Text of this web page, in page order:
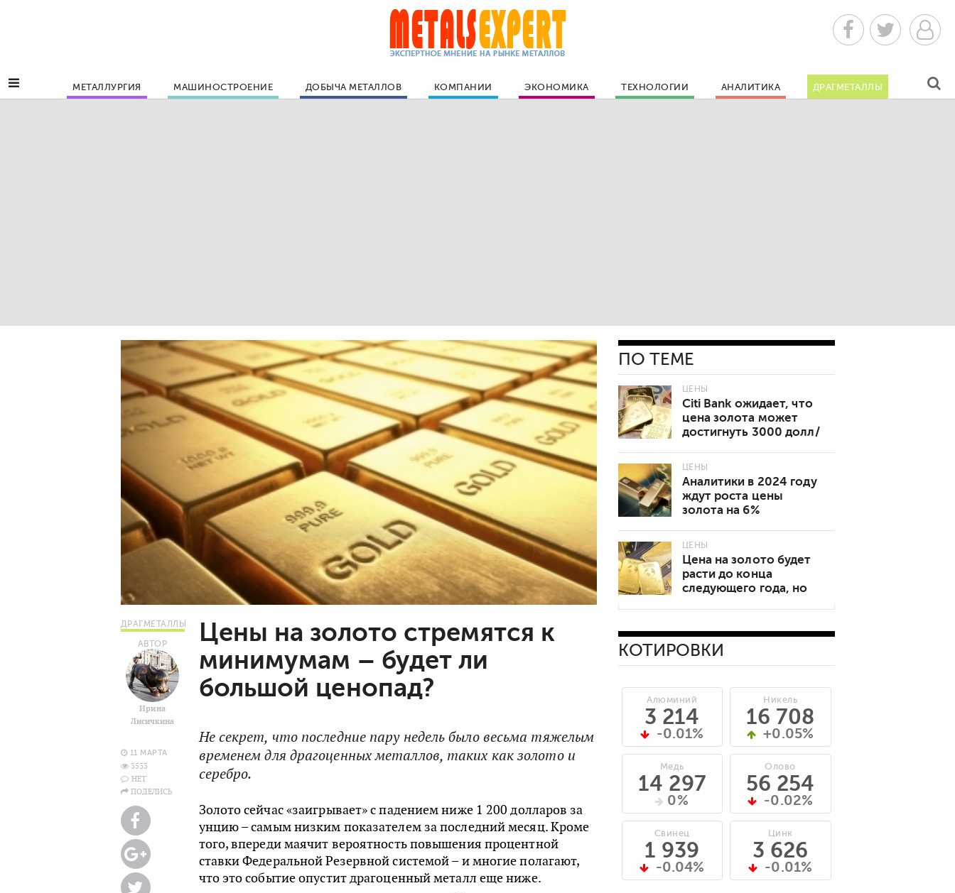
МЕТАЛЛУРГИЯ МАШИНОСТРОЕНИЕ ДОБЫЧА МЕТАЛЛОВ КОМПАНИИ ЭКОНОМИКА ТЕХНОЛОГИИ АНАЛИТИКА ДРАГМЕТАЛЛЫ
ДРАГМЕТАЛЛЫ
АВТОР
Ирина
Лисичкина
11 МАРТА
3533
НЕТ
ПОДЕЛИСЬ
Цены на золото стремятся к
минимумам – будет ли
большой ценопад?
Не секрет, что последние пару недель было весьма тяжелым
временем для драгоценных металлов, таких как золото и
серебро.
Золото сейчас «заигрывает» с падением ниже 1 200 долларов за
унцию – самым низким показателем за последний месяц. Кроме
того, впереди маячит вероятность повышения процентной
ставки Федеральной Резервной системой – и многие полагают,
что это событие опустит драгоценный металл еще ниже.
ПО ТЕМЕ
ЦЕНЫ
Citi Bank ожидает, что
цена золота может
достигнуть 3000 долл/
ЦЕНЫ
Аналитики в 2024 году
ждут роста цены
золота на 6%
ЦЕНЫ
Цена на золото будет
расти до конца
следующего года, но
КОТИРОВКИ
Алюминий
3 214
-0.01%
Медь
14 297
0%
Свинец
1 939
-0.04%
Никель
16 708
+0.05%
Олово
56 254
-0.02%
Цинк
3 626
-0.01%